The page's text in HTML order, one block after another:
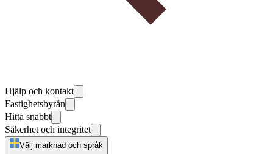
Hjälp och kontakt
Fastighetsbyrån
Hitta snabbt
Säkerhet och integritet
Välj marknad och språk